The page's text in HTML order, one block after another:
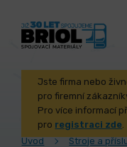
Jste firma nebo
pro firemní
Pro více informací
pro registraci zde.
Úvod
Stroje a